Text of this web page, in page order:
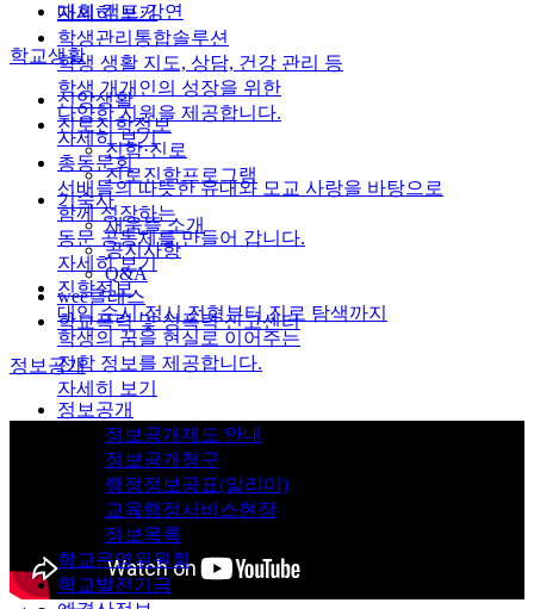
대회·캠프·강연
학교생활
신앙생활
진로진학정보
진학·진로
진로진학프로그램
기숙사
채움뜰 소개
공지사항
Q&A
wee클래스
학교폭력 및 성폭력 신고센터
정보공개
정보공개
정보공개제도 안내
정보공개청구
행정정보공표(알리미)
교육행정서비스현장
정보목록
학교운영위원회
학교발전기금
자세히 보기
학생관리통합솔루션
학생 생활 지도, 상담, 건강 관리 등
학생 개개인의 성장을 위한
다양한 지원을 제공합니다.
자세히 보기
총동문회
선배들의 따뜻한 유대와 모교 사랑을 바탕으로
함께 성장하는
동문 공동체를 만들어 갑니다.
자세히 보기
진학정보
대입 수시·정시 전형부터 진로 탐색까지
학생의 꿈을 현실로 이어주는
진학 정보를 제공합니다.
자세히 보기